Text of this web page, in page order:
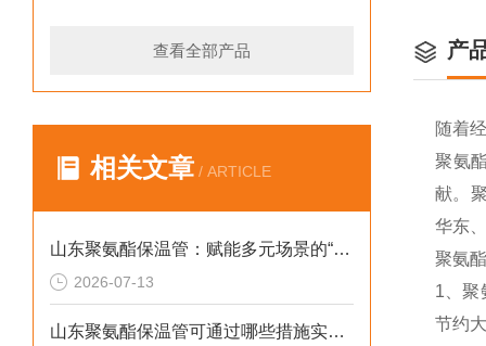
查看全部产品
相关文章 / ARTICLE
山东聚氨酯保温管：赋能多元场景的“隐形守护者”
2026-07-13
山东聚氨酯保温管可通过哪些措施实现快速施工
产
随着
聚氨
献。
华东
聚氨
1、聚
节约